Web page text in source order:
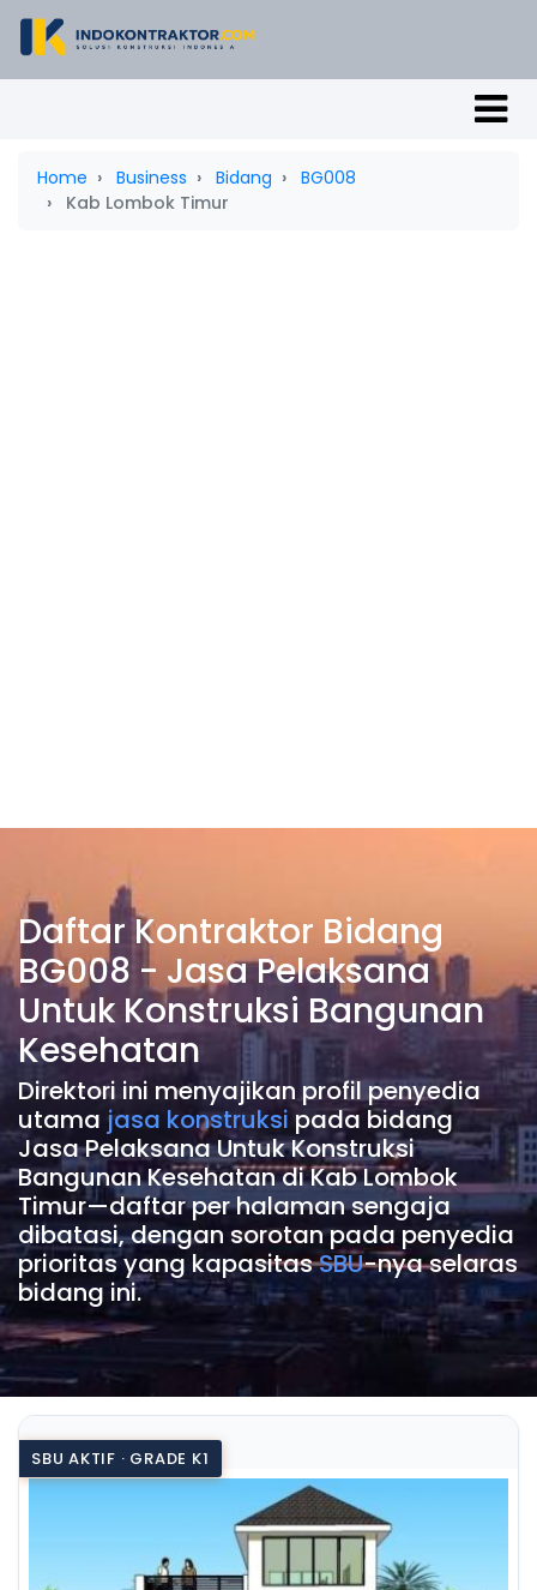
Home Business Bidang
BG008
Kab Lombok Timur
Daftar Kontraktor Bidang
BG008 - Jasa Pelaksana
Untuk Konstruksi Bangunan
Kesehatan
Direktori ini menyajikan profil penyedia
utama jasa konstruksipada bidang
Jasa Pelaksana Untuk Konstruksi
Bangunan Kesehatan di Kab Lombok
Timur—daftar per halaman sengaja
dibatasi, dengan sorotan pada penyedia
prioritas yang kapasitasSBU-nya selaras
bidang ini.
SBU AKTIF · GRADE K1